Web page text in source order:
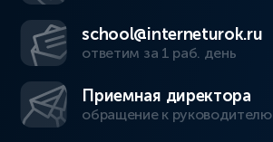
school@interneturok.ru
ответим за 1 раб. день
Приемная директора
обращение к руководителю